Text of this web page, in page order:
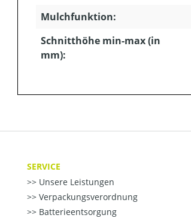
Mulchfunktion:
Schnitthöhe min-max (in
mm):
SERVICE
Unsere Leistungen
Verpackungsverordnung
Batterieentsorgung